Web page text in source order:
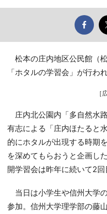
松本の庄内地区公民館（
「ホタルの学習会」が行われ
［
庄内北公園内「多自然水
有志による「庄内ほたると
的にホタルが出現する時期
を深めてもらおうと企画し
開学習会は昨年に続いて2回
当日は小学生や信州大学
参加。信州大学理学部の藤